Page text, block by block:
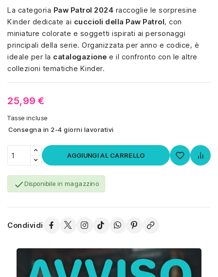
La categoria Paw Patrol 2024 raccoglie le sorpresine
Kinder dedicate ai cuccioli della Paw Patrol, con
miniature colorate e soggetti ispirati ai personaggi
principali della serie. Organizzata per anno e codice, è
ideale per la catalogazione e il confronto con le altre
collezioni tematiche Kinder.
25,99 €
Tasse incluse
Consegna in 2-4 giorni lavorativi
AGGIUNGI AL CARRELLO
Disponibile in magazzino
Condividi